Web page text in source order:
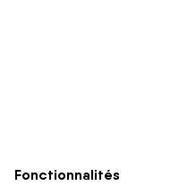
Fonctionnalités